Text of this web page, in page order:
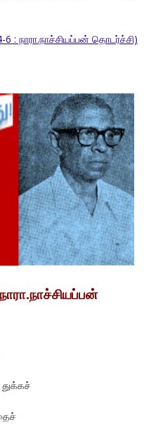
6 : நாரா.நாச்சியப்பன் தொடர்ச்சி)